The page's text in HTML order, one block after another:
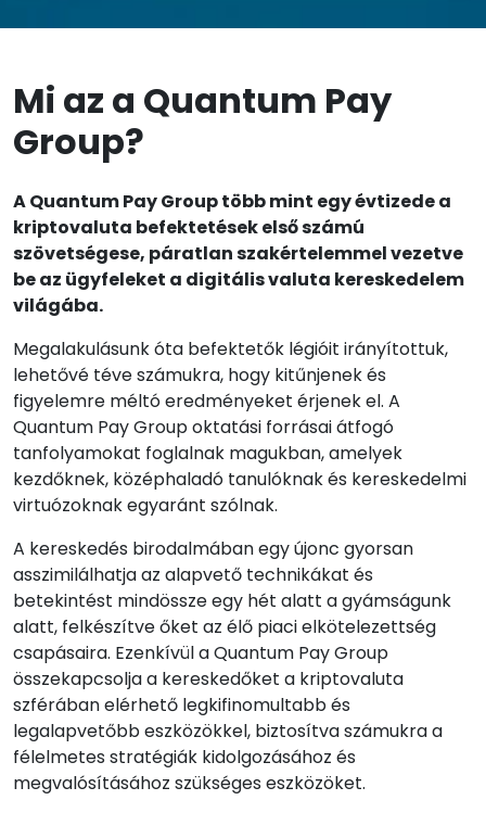
Mi az a Quantum Pay
Group?
A Quantum Pay Group több mint egy évtizede a
kriptovaluta befektetések első számú
szövetségese, páratlan szakértelemmel vezetve
be az ügyfeleket a digitális valuta kereskedelem
világába.
Megalakulásunk óta befektetők légióit irányítottuk,
lehetővé téve számukra, hogy kitűnjenek és
figyelemre méltó eredményeket érjenek el. A
Quantum Pay Group oktatási forrásai átfogó
tanfolyamokat foglalnak magukban, amelyek
kezdőknek, középhaladó tanulóknak és kereskedelmi
virtuózoknak egyaránt szólnak.
A kereskedés birodalmában egy újonc gyorsan
asszimilálhatja az alapvető technikákat és
betekintést mindössze egy hét alatt a gyámságunk
alatt, felkészítve őket az élő piaci elkötelezettség
csapásaira. Ezenkívül a Quantum Pay Group
összekapcsolja a kereskedőket a kriptovaluta
szférában elérhető legkifinomultabb és
legalapvetőbb eszközökkel, biztosítva számukra a
félelmetes stratégiák kidolgozásához és
megvalósításához szükséges eszközöket.